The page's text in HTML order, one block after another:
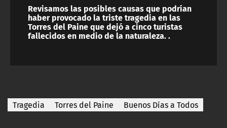
Revisamos las posibles causas que podrían
haber provocado la triste tragedia en las
Torres del Paine que dejó a cinco turistas
fallecidos en medio de la naturaleza. .
Tragedia Torres del Paine Buenos Días a Todos